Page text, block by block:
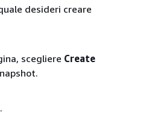
desideri creare
scegliere Create